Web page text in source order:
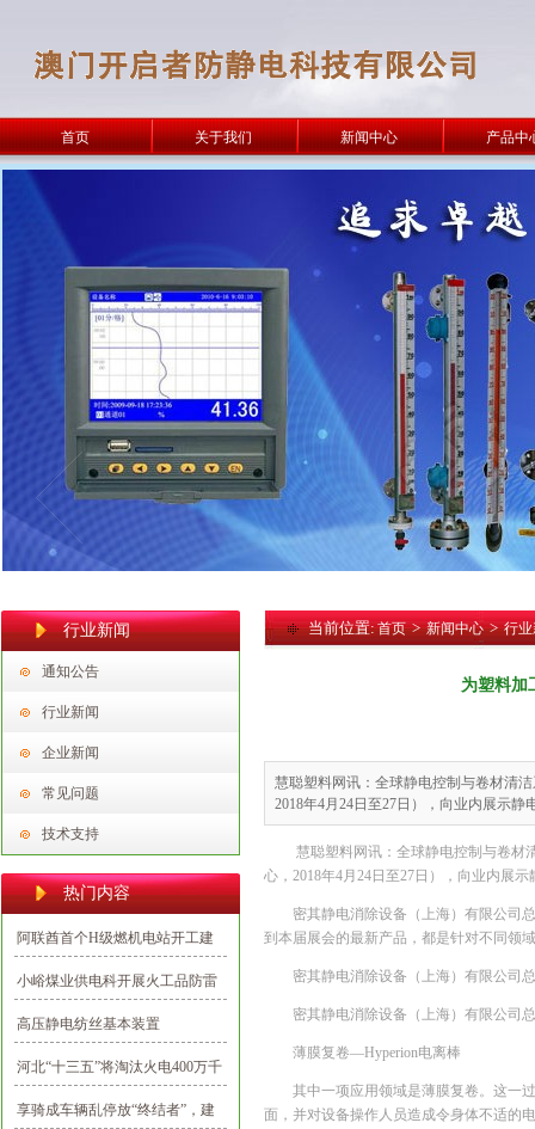
首页 关于我们 新闻中心 产品中
行业新闻
通知公告
行业新闻
企业新闻
常见问题
技术支持
热门内容
阿联酋首个H级燃机电站开工建
设 中国电建承建
小峪煤业供电科开展火工品防雷
防静电专项整治行动
高压静电纺丝基本装置
河北“十三五”将淘汰火电400万千
瓦
享骑成车辆乱停放“终结者”，建
当前位置:首页>新闻中心>行
为塑料加
慧聪塑料网讯：全球静电控制与卷材清
2018年4月24日至27日），向业内展示静
慧聪塑料网讯：全球静电控制与卷材
心，2018年4月24日至27日），向业内展
密其静电消除设备（上海）有限公司
到本届展会的最新产品，都是针对不同领
密其静电消除设备（上海）有限公司
密其静电消除设备（上海）有限公司
薄膜复卷—Hyperion电离棒
其中一项应用领域是薄膜复卷。这一
面，并对设备操作人员造成令身体不适的